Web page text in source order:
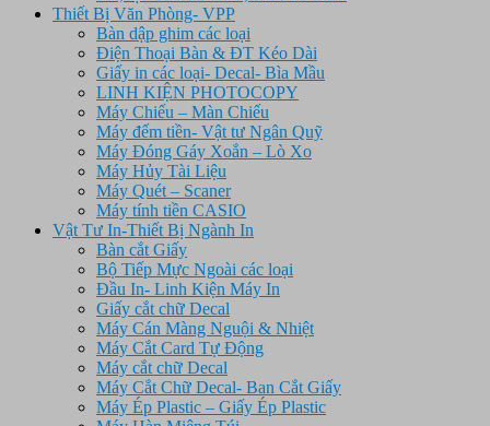
Thiết Bị Văn Phòng- VPP
Bàn dập ghim các loại
Điện Thoại Bàn & ĐT Kéo Dài
Giấy in các loại- Decal- Bìa Mầu
LINH KIỆN PHOTOCOPY
Máy Chiếu – Màn Chiếu
Máy đếm tiền- Vật tư Ngân Quỹ
Máy Đóng Gáy Xoắn – Lò Xo
Máy Hủy Tài Liệu
Máy Quét – Scaner
Máy tính tiền CASIO
Vật Tư In-Thiết Bị Ngành In
Bàn cắt Giấy
Bộ Tiếp Mực Ngoài các loại
Đầu In- Linh Kiện Máy In
Giấy cắt chữ Decal
Máy Cán Màng Nguội & Nhiệt
Máy Cắt Card Tự Động
Máy cắt chữ Decal
Máy Cắt Chữ Decal- Ban Cắt Giấy
Máy Ép Plastic – Giấy Ép Plastic